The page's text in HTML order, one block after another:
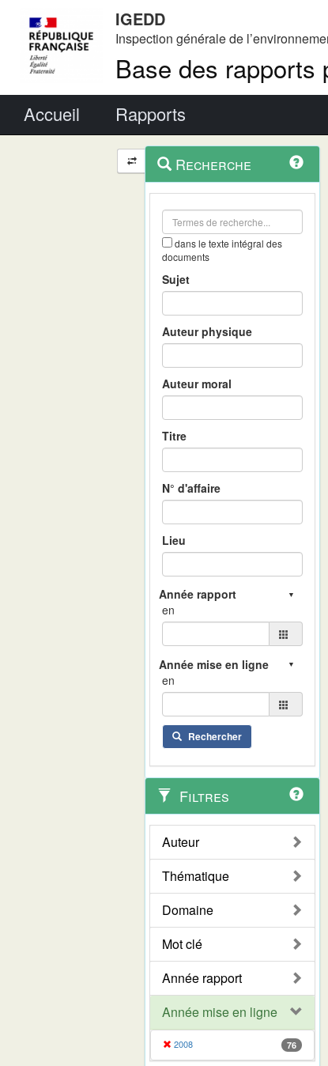
IGEDD
Inspection générale de
Base des rapports
Accueil Rapports
Navigation
et
outils
contextuel
Recherche
dans le texte intégral des
documents
Sujet
Auteur physique
Auteur moral
Titre
N° d'affaire
Lieu
en
en
Rechercher
Filtres
Auteur
Thématique
Domaine
Mot clé
Année rapport
Année mise en ligne
2008 76